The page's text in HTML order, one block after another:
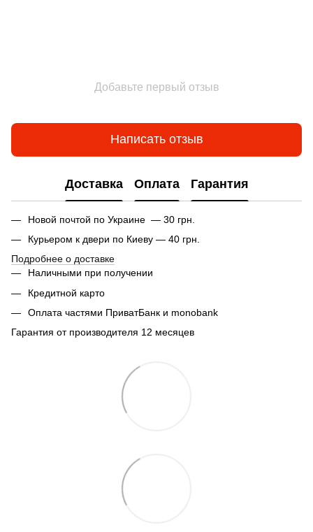
Добавьте первый отзыв
Написать отзыв
Доставка Оплата Гарантия
Новой почтой по Украине — 30 грн.
Курьером к двери по Киеву — 40 грн.
Подробнее о доставке
Наличными при получении
Кредитной карто
Оплата частями ПриватБанк и monobank
Гарантия от производителя 12 месяцев